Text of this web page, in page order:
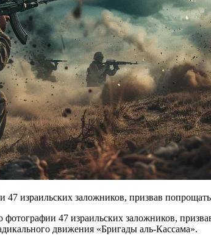
израильских заложников, призвав
47 израильских заложников,
движения «Бригады аль-Кассама».